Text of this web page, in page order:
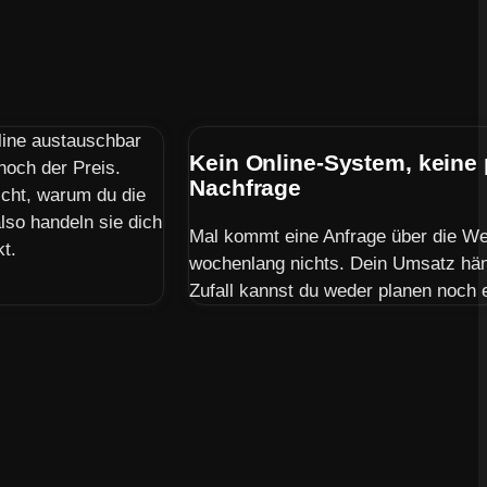
austauschbar
der Preis.
warum du die
handeln sie dich
Kein Online-System, keine
Nachfrage
Mal kommt eine Anfrage über die
wochenlang nichts. Dein Umsatz
Zufall kannst du weder planen noch